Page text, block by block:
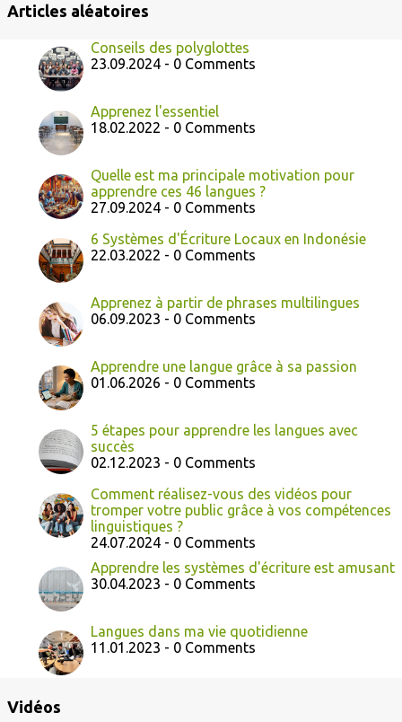
Articles aléatoires
Conseils des polyglottes
23.09.2024 - 0 Comments
Apprenez l'essentiel
18.02.2022 - 0 Comments
Quelle est ma principale motivation pour
apprendre ces 46 langues ?
27.09.2024 - 0 Comments
6 Systèmes d'Écriture Locaux en Indonésie
22.03.2022 - 0 Comments
Apprenez à partir de phrases multilingues
06.09.2023 - 0 Comments
Apprendre une langue grâce à sa passion
01.06.2026 - 0 Comments
5 étapes pour apprendre les langues avec
succès
02.12.2023 - 0 Comments
Comment réalisez-vous des vidéos pour
tromper votre public grâce à vos compétences
linguistiques ?
24.07.2024 - 0 Comments
Apprendre les systèmes d'écriture est amusant
30.04.2023 - 0 Comments
Langues dans ma vie quotidienne
11.01.2023 - 0 Comments
Vidéos